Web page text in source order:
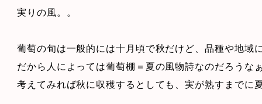
実りの風。。
葡萄の旬は一般的には十月頃で秋だけど、品種や地域
だから人によっては葡萄棚＝夏の風物詩なのだろうな
考えてみれば秋に収穫するとしても、実が熟すまでに